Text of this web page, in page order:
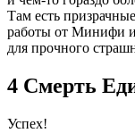
Там есть
работы от Минифи и
для прочного
4 Смерть
Успех!